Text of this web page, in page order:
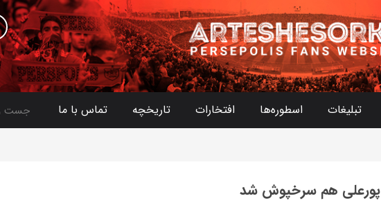
تبلیغات اسطوره‌ها افتخارات تاریخچه تماس با ما
پورعلی هم سرخپوش شد